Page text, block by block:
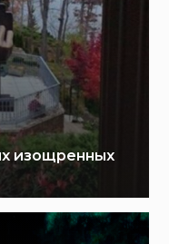
изощренных